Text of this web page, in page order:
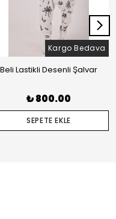
Kargo Bedava
Beli Lastikli Desenli Şalvar
₺ 800.00
SEPETE EKLE